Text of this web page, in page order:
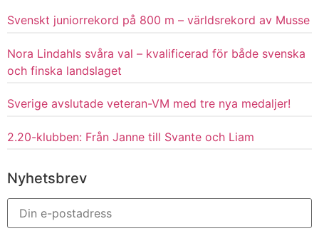
Svenskt juniorrekord på 800 m – världsrekord av Musse
Nora Lindahls svåra val – kvalificerad för både svenska
och finska landslaget
Sverige avslutade veteran-VM med tre nya medaljer!
2.20-klubben: Från Janne till Svante och Liam
Nyhetsbrev